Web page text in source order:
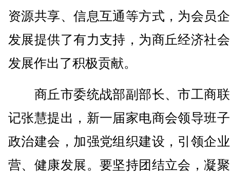
资源共享、信息互通等方式，为会员
发展提供了有力支持，为商丘经济社
发展作出了积极贡献。
商丘市委统战部副部长、市工商
记张慧提出，新一届家电商会领导班
政治建会，加强党组织建设，引领企
营、健康发展。要坚持团结立会，凝